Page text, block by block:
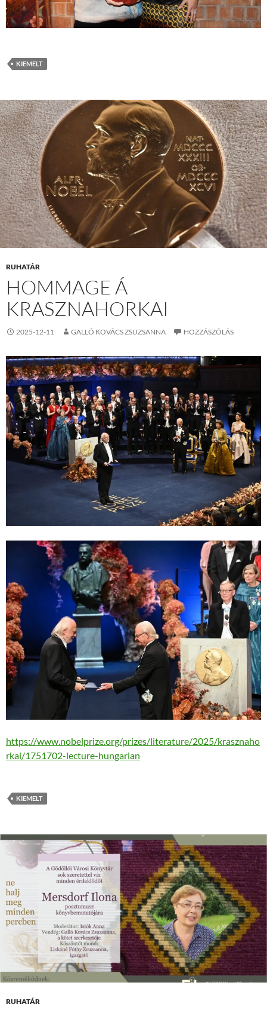
KIEMELT
RUHATÁR
HOMMAGE Á
KRASZNAHORKAI
2025-12-11 GALLÓ KOVÁCS ZSUZSANNA HOZZÁSZÓLÁS
https://www.nobelprize.org/prizes/literature/2025/krasznaho
rkai/1751702-lecture-hungarian
KIEMELT
RUHATÁR